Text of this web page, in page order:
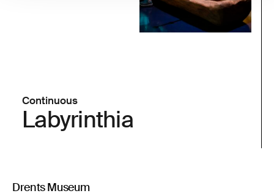
Continuous
Labyrinthia
Drents Museum